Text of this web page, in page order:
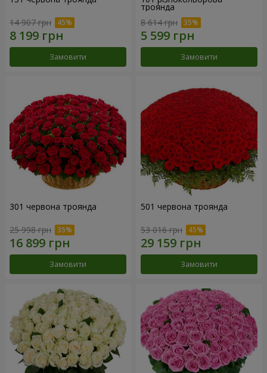
14 907 грн
Замовити
троянда
8 614 грн
Замовити
301 червона троянда
25 998 грн
Замовити
501 червона троянда
53 016 грн
Замовити